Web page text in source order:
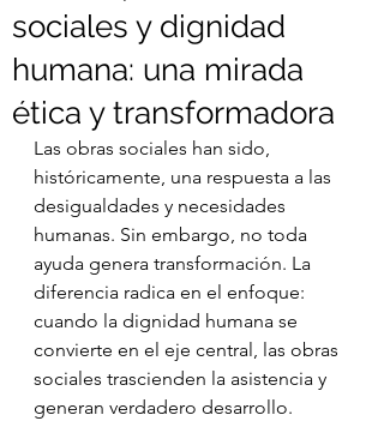
sociales y dignidad
humana: una mirada
ética y transformadora
Las obras sociales han sido,
históricamente, una respuesta a las
desigualdades y necesidades
humanas. Sin embargo, no toda
ayuda genera transformación. La
diferencia radica en el enfoque:
cuando la dignidad humana se
convierte en el eje central, las obras
sociales trascienden la asistencia y
generan verdadero desarrollo.